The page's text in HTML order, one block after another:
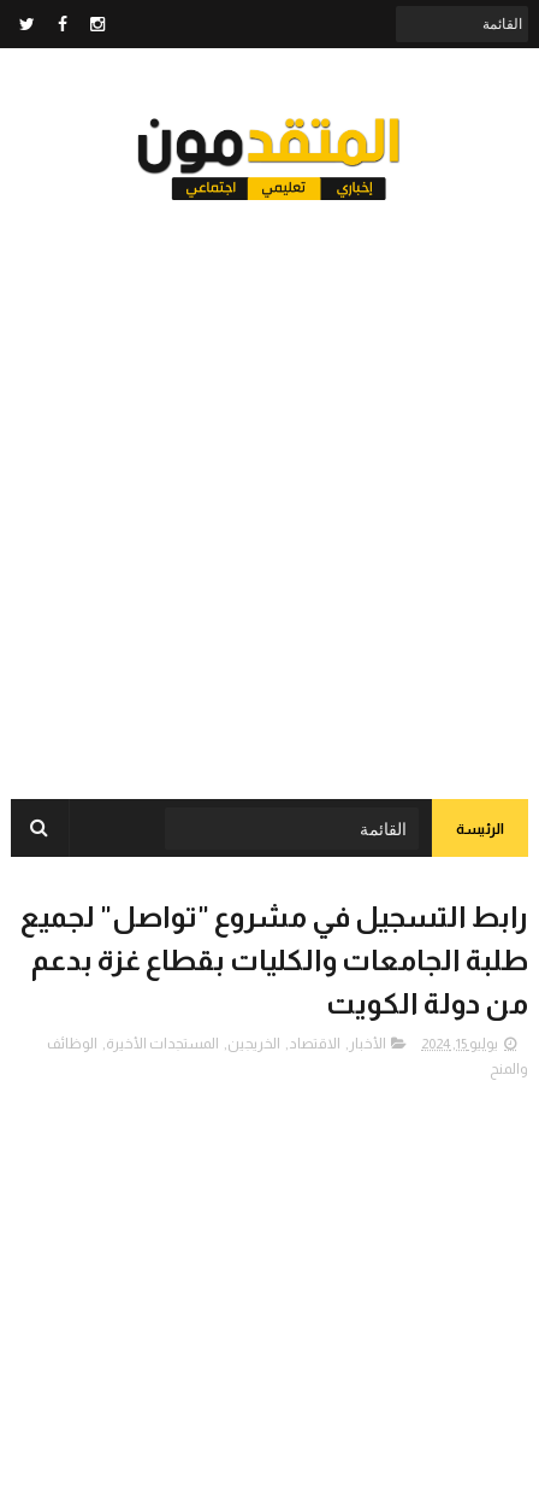
الرئيسة
رابط التسجيل في مشروع "تواصل" لجميع
طلبة الجامعات والكليات بقطاع غزة بدعم
من دولة الكويت
يوليو 15, 2024 الأخبار , الاقتصاد, الخريجين, المستجدات الأخيرة,
الوظائف
والمنح